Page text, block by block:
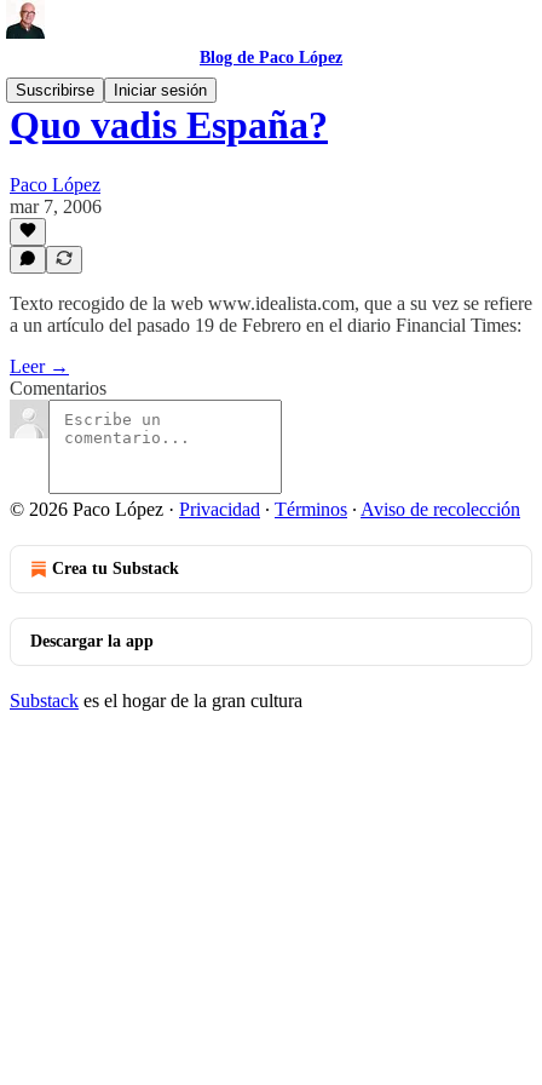
Blog de Paco López
Suscribirse
Iniciar sesión
Quo vadis España?
Paco López
mar 7, 2006
Texto recogido de la web www.idealista.com, que a su vez se refiere
a un artículo del pasado 19 de Febrero en el diario Financial Times:
Leer →
Comentarios
© 2026 Paco López · Privacidad ∙ Términos ∙ Aviso de recolección
Crea tu Substack
Descargar la app
Substack es el hogar de la gran cultura